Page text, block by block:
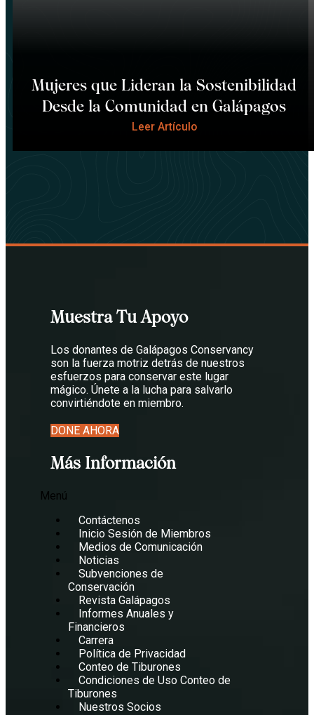
Mujeres que Lideran la Sostenibilidad
Desde la Comunidad en Galápagos
Leer Artículo
Muestra Tu Apoyo
Los donantes de Galápagos Conservancy
son la fuerza motriz detrás de nuestros
esfuerzos para conservar este lugar
mágico. Únete a la lucha para salvarlo
convirtiéndote en miembro.
DONE AHORA
Más Información
Menú
Contáctenos
Inicio Sesión de Miembros
Medios de Comunicación
Noticias
Subvenciones de
Conservación
Revista Galápagos
Informes Anuales y
Financieros
Carrera
Política de Privacidad
Conteo de Tiburones
Condiciones de Uso Conteo de
Tiburones
Nuestros Socios